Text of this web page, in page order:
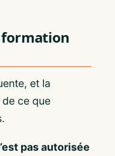
et la
ce que
pas autorisée